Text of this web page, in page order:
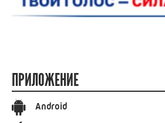
ПРИЛОЖЕНИЕ
Android